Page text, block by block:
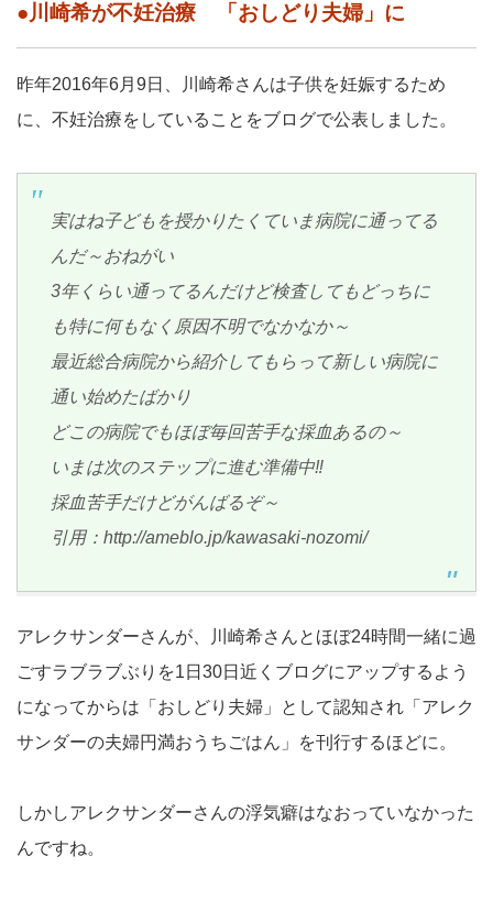
●川崎希が不妊治療 「おしどり夫婦」に
昨年2016年6月9日、川崎希さんは子供を妊娠するため
に、不妊治療をしていることをブログで公表しました。
実はね子どもを授かりたくていま病院に通ってる
んだ～おねがい
3年くらい通ってるんだけど検査してもどっちに
も特に何もなく原因不明でなかなか～
最近総合病院から紹介してもらって新しい病院に
通い始めたばかり
どこの病院でもほぼ毎回苦手な採血あるの～
いまは次のステップに進む準備中‼️
採血苦手だけどがんばるぞ～
引用：http://ameblo.jp/kawasaki-nozomi/
アレクサンダーさんが、川崎希さんとほぼ24時間一緒に過
ごすラブラブぶりを1日30日近くブログにアップするよう
になってからは「おしどり夫婦」として認知され「アレク
サンダーの夫婦円満おうちごはん」を刊行するほどに。
しかしアレクサンダーさんの浮気癖はなおっていなかった
んですね。